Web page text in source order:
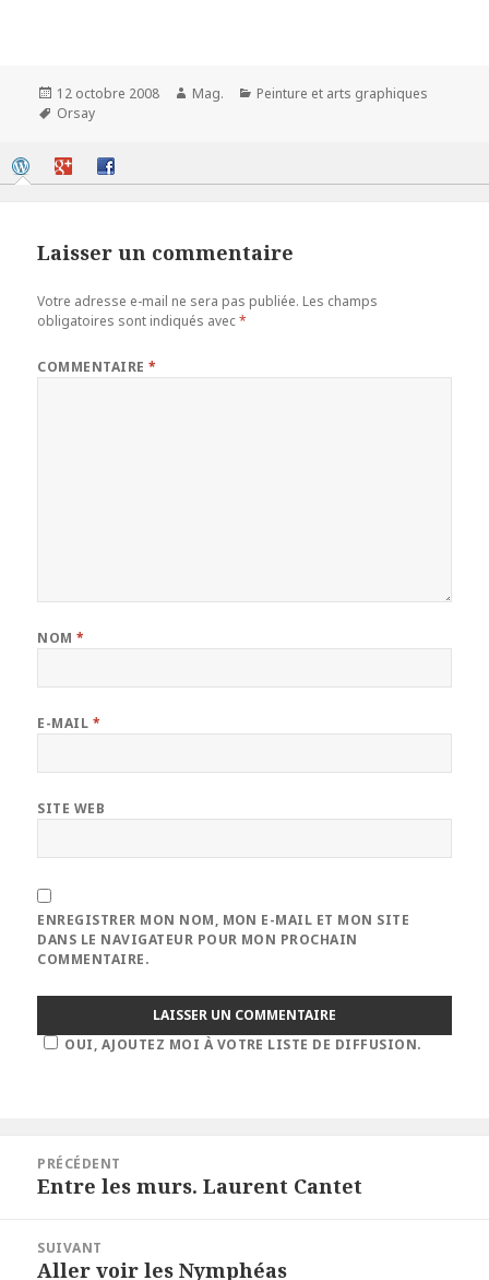
Publié
le
12 octobre 2008 Auteur
Mag. Catégories
Peinture et arts graphiques
Mots-
Orsay
Laisser un commentaire
Votre adresse e-mail ne sera pas publiée. Les champs
obligatoires sont indiqués avec*
COMMENTAIRE*
NOM*
E-MAIL *
SITE WEB
ENREGISTRER MON NOM, MON E-MAIL ET MON SITE
DANS LE NAVIGATEUR POUR MON PROCHAIN
COMMENTAIRE.
OUI, AJOUTEZ MOI À VOTRE LISTE DE DIFFUSION.
l’article
PRÉCÉDENT
Article
Entre les murs. Laurent Cantet
SUIVANT
Article
Aller voir les Nymphéas